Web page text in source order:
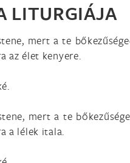
LITURGIÁJA
mert a te
az élet kenyere.
mert a te
a lélek itala.